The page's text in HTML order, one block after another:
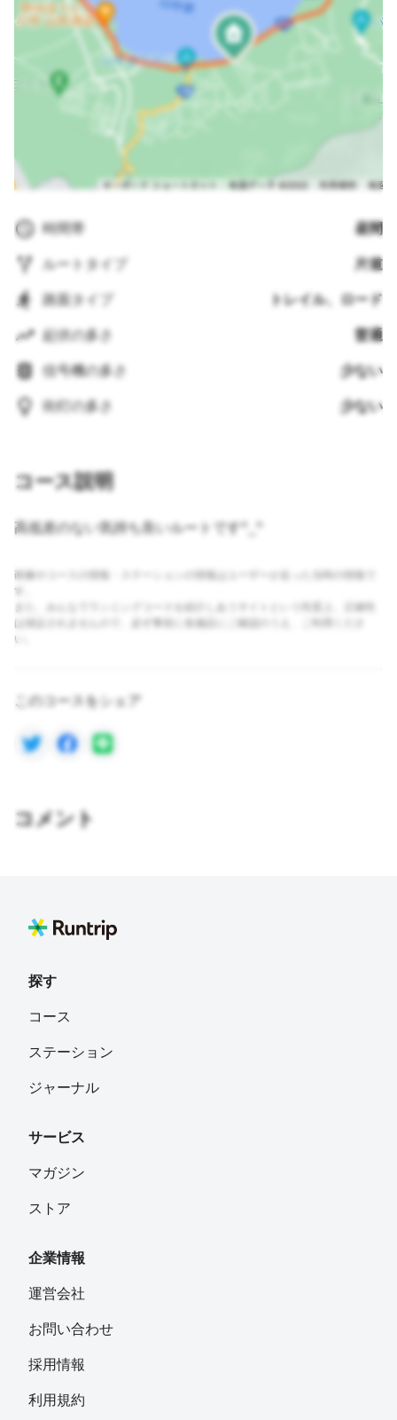
時間帯 昼間
ルートタイプ 片道
路面タイプ トレイル、ロード
起伏の多さ 普通
信号機の多さ 少ない
街灯の多さ 少ない
コース説明
高低差のない気持ち良いルートです^_^
画像やコースの情報・ステーションの情報はユーザーが走った当時の情報で
す。
また、みんなでランニングコースを紹介しあうサイトという性質上、正確性
は保証されませんので、必ず事前に各施設にご確認のうえ、ご利用くださ
い。
このコースをシェア
コメント
探す
コース
ステーション
ジャーナル
サービス
マガジン
ストア
企業情報
運営会社
お問い合わせ
採用情報
利用規約